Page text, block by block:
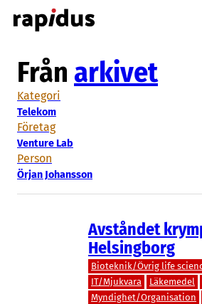
Hoppa
till
Från arkivet
Kategori
Telekom
Företag
Venture Lab
Person
Örjan Johansson
Avståndet
Helsingborg
Bioteknik/Övrig life
IT/Mjukvara
Läkemedel
Myndighet/Organisation